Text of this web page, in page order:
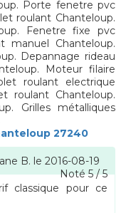
Porte fenetre pvc
roulant Chanteloup.
Fenetre fixe pvc
manuel Chanteloup.
Depannage rideau
Moteur filaire
roulant electrique
roulant Chanteloup.
Grilles métalliques
27240
B. le 2016-08-19
Noté5/5
classique pour ce